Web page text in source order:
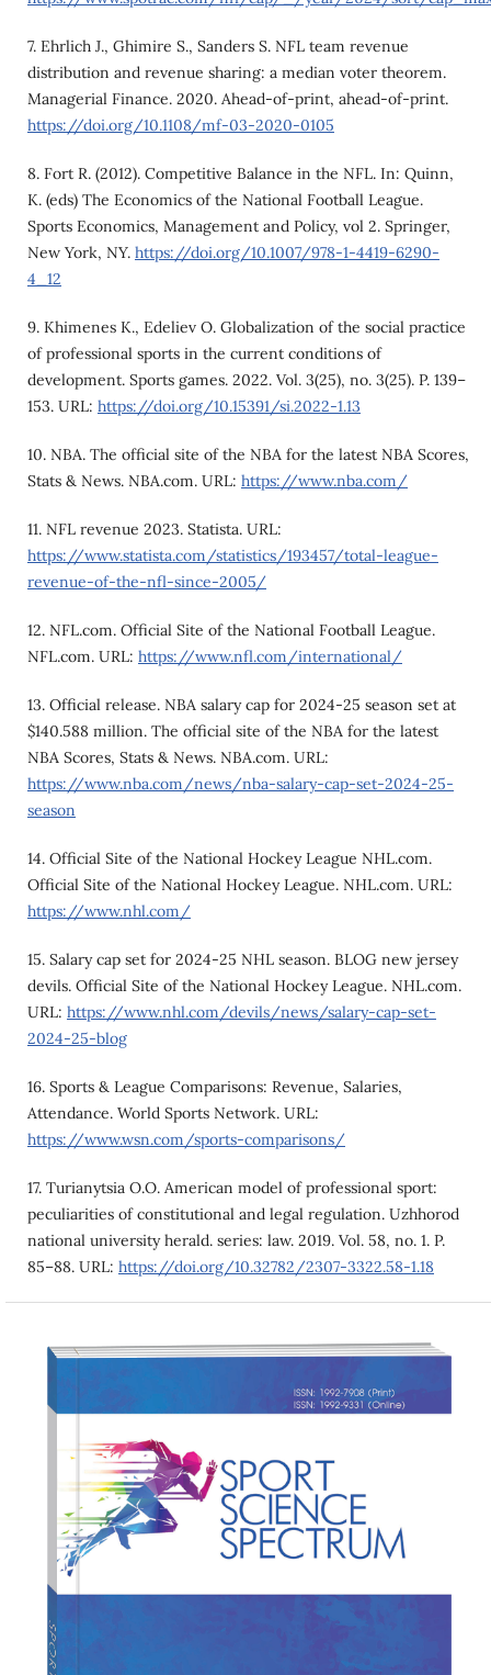
7. Ehrlich J., Ghimire S., Sanders S. NFL team revenue
distribution and revenue sharing: a median voter theorem.
Managerial Finance. 2020. Ahead-of-print, ahead-of-print.
https://doi.org/10.1108/mf-03-2020-0105
8. Fort R. (2012). Competitive Balance in the NFL. In: Quinn,
K. (eds) The Economics of the National Football League.
Sports Economics, Management and Policy, vol 2. Springer,
New York, NY. https://doi.org/10.1007/978-1-4419-6290-
4_12
9. Khimenes K., Edeliev O. Globalization of the social practice
of professional sports in the current conditions of
development. Sports games. 2022. Vol. 3(25), no. 3(25). P. 139–
153. URL: https://doi.org/10.15391/si.2022-1.13
10. NBA. The official site of the NBA for the latest NBA Scores,
Stats & News. NBA.com. URL: https://www.nba.com/
11. NFL revenue 2023. Statista. URL:
https://www.statista.com/statistics/193457/total-league-
revenue-of-the-nfl-since-2005/
12. NFL.com. Official Site of the National Football League.
NFL.com. URL: https://www.nfl.com/international/
13. Official release. NBA salary cap for 2024-25 season set at
$140.588 million. The official site of the NBA for the latest
NBA Scores, Stats & News. NBA.com. URL:
https://www.nba.com/news/nba-salary-cap-set-2024-25-
season
14. Official Site of the National Hockey League NHL.com.
Official Site of the National Hockey League. NHL.com. URL:
https://www.nhl.com/
15. Salary cap set for 2024-25 NHL season. BLOG new jersey
devils. Official Site of the National Hockey League. NHL.com.
URL: https://www.nhl.com/devils/news/salary-cap-set-
2024-25-blog
16. Sports & League Comparisons: Revenue, Salaries,
Attendance. World Sports Network. URL:
https://www.wsn.com/sports-comparisons/
17. Turianytsia O.O. American model of professional sport:
peculiarities of constitutional and legal regulation. Uzhhorod
national university herald. series: law. 2019. Vol. 58, no. 1. P.
85–88. URL: https://doi.org/10.32782/2307-3322.58-1.18